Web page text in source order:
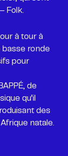
Folk.
à tour à
basse ronde
pour
de
qu’il
des
natale.